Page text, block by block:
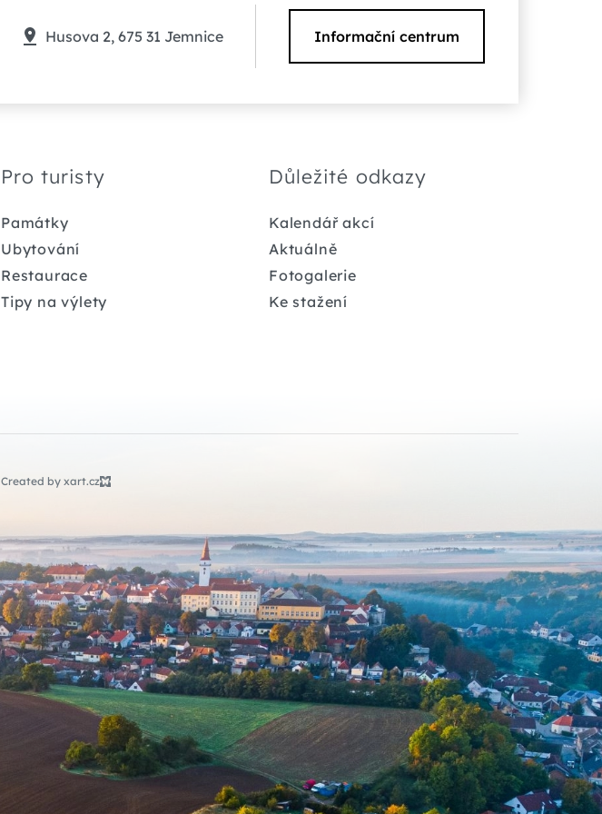
Husova 2, 675 31 Jemnice Informační centrum
Pro turisty
Památky
Ubytování
Restaurace
Tipy na výlety
Důležité odkazy
Kalendář akcí
Aktuálně
Fotogalerie
Ke stažení
Created by xart.cz